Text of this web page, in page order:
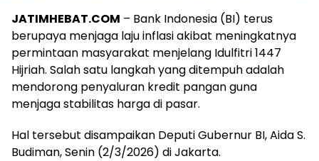
JATIMHEBAT.COM – Bank Indonesia (BI) terus
berupaya menjaga laju inflasi akibat meningkatnya
permintaan masyarakat menjelang Idulfitri 1447
Hijriah. Salah satu langkah yang ditempuh adalah
mendorong penyaluran kredit pangan guna
menjaga stabilitas harga di pasar.
Hal tersebut disampaikan Deputi Gubernur BI, Aida S.
Budiman, Senin (2/3/2026) di Jakarta.